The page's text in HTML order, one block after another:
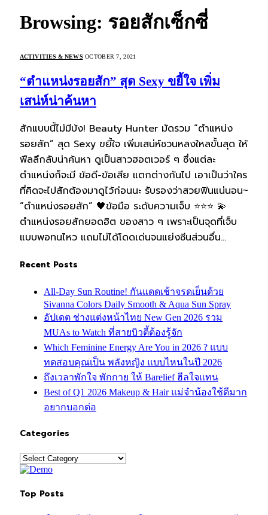
Browsing: รอยสักเซ็กซี่
ACTIVITIES & NEWS OCTOBER 7, 2021
“ตำแหน่งรอยสัก” สุด Sexy ขยี้ใจ เพิ่ม
เสน่ห์น่าค้นหา
สักแบบนี้ไม่มีบ้ง! Beauty Hunter มัดรวม “ตำแหน่ง
รอยสัก” สุด Sexy ขยี้ใจ เพิ่มเสน่ห์ชวนหลงใหลขั้นสุด ให้
ฟีลลึกลับน่าค้นหา ดูเป็นสาวฮอตเวอร์ ๆ ซึ่งแต่ละ
ตำแหน่งก็จะมี ข้อดี-ข้อเสีย แตกต่างกันไป เอาเป็นว่าใคร
ที่คิดจะไปสักต้องมาดูไว้ก่อนนะ รับรองว่าสวยฟินแน่นอน~
“ตำแหน่งรอยสัก” 🖤ข้อมือ ระดับความเจ็บ ⭐⭐⭐ 💫
ตำแหน่งรอยสักยอดฮิต ของสาว ๆ เพราะเป็นจุดที่เจ็บ
แบบพอทนไหว แถมไม่ได้โดดเด่นจนแย่งซีนส่วนอื่น…
Recent Posts
All-Day Sun Routine! กันแดดเช้าจรดเย็นด้วย
Sivanna Colors Daily Smooth & Aqua Sun Spray
อัปเดต ช่างแต่งหน้าไทย New Gen 2026 รวม
MUAs to Watch ที่สายบิวตี้ต้องรู้จัก
Which Feminine Energy Are You in 2026 ? แบบ
ทดสอบคุณเป็น พลังหญิง แบบไหนในปี 2026
ถึงเวลาพักใจ พักกาย ให้ Barelief ฮีลใจแทน
Best of Q1 2026 Makeup & Hair แม่จ๋าน้องใช้ดีมาก
อยากบอกต่อ
Categories
Categories
Top Posts